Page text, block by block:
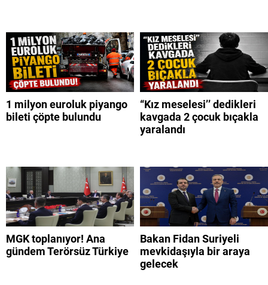
1 milyon euroluk piyango
bileti çöpte bulundu
“Kız meselesi’’ dedikleri
kavgada 2 çocuk bıçakla
yaralandı
MGK toplanıyor! Ana
gündem Terörsüz Türkiye
Bakan Fidan Suriyeli
mevkidaşıyla bir araya
gelecek